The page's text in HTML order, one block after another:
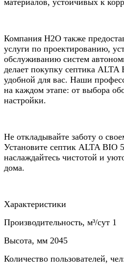
Компания Н2О также
услуги по проектированию,
обслуживанию систем
делает покупку септика
удобной для вас. Наши
на каждом этапе: от выбора
настройки.
Не откладывайте заботу о
Установите септик ALTA BIO
наслаждайтесь чистотой и
дома.
Характеристики
Производительность, м³/сут 1
Высота, мм 2045
Количество пользователей,